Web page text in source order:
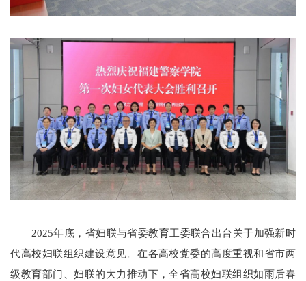
2025年底，省妇联与省委教育工委联合出台关于加强新时
代高校妇联组织建设意见。在各高校党委的高度重视和省市两
级教育部门、妇联的大力推动下，全省高校妇联组织如雨后春